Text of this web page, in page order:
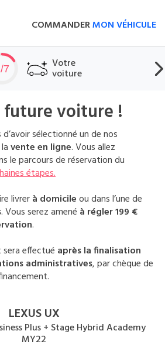
COMMANDERMON VÉHICULE
7 Votre
voiture
voiture !
sélectionné un de nos
vente en ligne. Vous allez
le parcours de réservation du
étapes.
livrerà domicileou dans l’une de
. Vous serez amené à régler 199 €
.
effectué après la finalisation
administratives, par chèque de
LEXUS UX
Plus + Stage Hybrid Academy
MY22